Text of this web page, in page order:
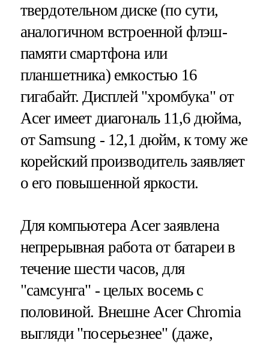
твердотельном диске (по сути,
аналогичном встроенной флэш-
памяти смартфона или
планшетника) емкостью 16
гигабайт. Дисплей "хромбука" от
Acer имеет диагональ 11,6 дюйма,
от Samsung - 12,1 дюйм, к тому же
корейский производитель заявляет
о его повышенной яркости.
Для компьютера Acer заявлена
непрерывная работа от батареи в
течение шести часов, для
"самсунга" - целых восемь с
половиной. Внешне Acer Chromia
выгляди "посерьезнее" (даже,